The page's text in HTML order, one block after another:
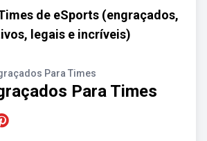
de eSports (engraçados,
legais e incríveis)
Para Times
Para Times